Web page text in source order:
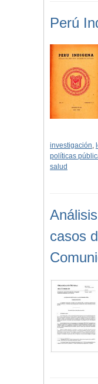
Perú
investigación,
políticas
salud
casos